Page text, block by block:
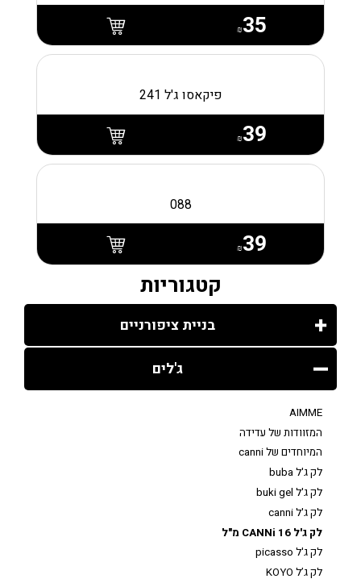
קטגוריות
בניית ציפורניים
ג'לים
AIMME
המזוודות של עדידה
המיוחדים של canni
לק ג'ל buba
לק ג'ל buki gel
לק ג'ל canni
לק ג'ל CANNi 16 מ"ל
לק ג'ל picasso
לק ג’ל KOYO
₪35
פיקאסו ג'ל 241
₪39
088
₪39